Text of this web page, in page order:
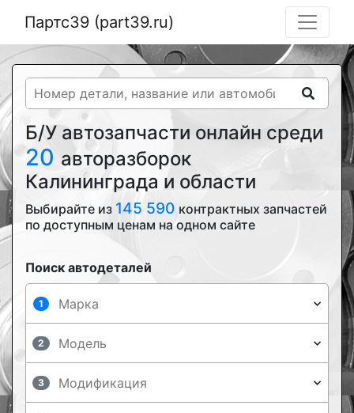
Партс39 (part39.ru)
Б/У автозапчасти онлайн среди
20 авторазборок
Калининграда и области
Выбирайте из 145 590 контрактных запчастей
по доступным ценам на одном сайте
Поиск автодеталей
1
2
3